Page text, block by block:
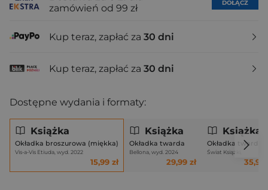
zamówień od 99 zł
DOŁĄCZ
Kup teraz, zapłać za 30 dni
Kup teraz, zapłać za 30 dni
Dostępne wydania i formaty:
Książka
Okładka broszurowa (miękka)
Vis-a-Vis Etiuda, wyd. 2022
15,99 zł
Książka
Okładka twarda
Bellona, wyd. 2024
29,99 zł
Książka
Okładka twarda
Świat Książki,
35,95